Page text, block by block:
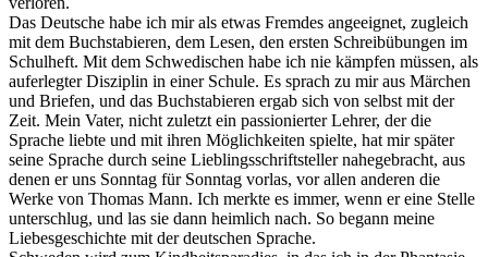
Das Deutsche habe ich mir als etwas Fremdes angeeignet, zugleich
mit dem Buchstabieren, dem Lesen, den ersten Schreibübungen im
Schulheft. Mit dem Schwedischen habe ich nie kämpfen müssen, als
auferlegter Disziplin in einer Schule. Es sprach zu mir aus Märchen
und Briefen, und das Buchstabieren ergab sich von selbst mit der
Zeit. Mein Vater, nicht zuletzt ein passionierter Lehrer, der die
Sprache liebte und mit ihren Möglichkeiten spielte, hat mir später
seine Sprache durch seine Lieblingsschriftsteller nahegebracht, aus
denen er uns Sonntag für Sonntag vorlas, vor allen anderen die
Werke von Thomas Mann. Ich merkte es immer, wenn er eine Stelle
unterschlug, und las sie dann heimlich nach. So begann meine
Liebesgeschichte mit der deutschen Sprache.